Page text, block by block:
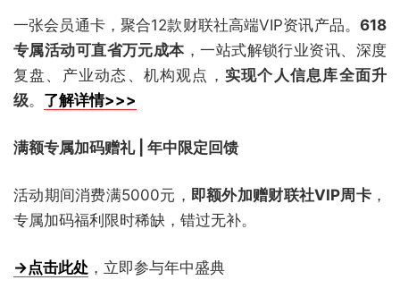
一张会员通卡，聚合12款财联社高端VIP资讯产品。 618
专属活动可直省万元成本，一站式解锁行业资讯、深度
复盘、产业动态、机构观点， 实现个人信息库全面升
级。 了解详情>>>
满额专属加码赠礼 | 年中限定回馈
活动期间消费满5000元， 即额外加赠财联社VIP周卡 ，
专属加码福利限时稀缺，错过无补。
→点击此处 ，立即参与年中盛典